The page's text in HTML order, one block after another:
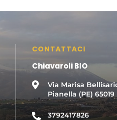
CONTATTACI
Chiavaroli BIO

Via Marisa
Pianella (PE) 65019
 3792417826